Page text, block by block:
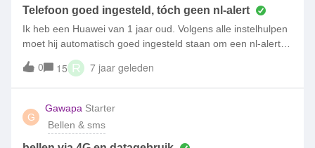
Telefoon goed ingesteld, tóch geen nl-alert
Ik heb een Huawei van 1 jaar oud. Volgens alle instelhulpen
moet hij automatisch goed ingesteld staan om een nl-alert te
ontvangen. Ik heb dat ook nog gecontroleerd. Maar toch
ontvang ik niets. Ik heb met de overheid gebeld en die
zeiden dat ik het bij de provider moest
zoeken..................??? Hellup!!
0 15 R 7 jaar geleden
G
Gawapa Starter
Bellen & sms